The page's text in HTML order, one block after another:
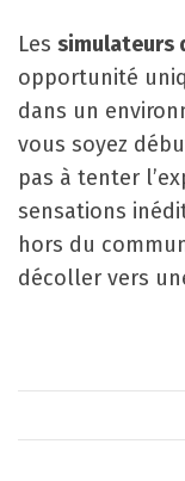
Les simulateurs
opportunité
dans un
vous soyez
pas à tenter
sensations
hors du
décoller vers